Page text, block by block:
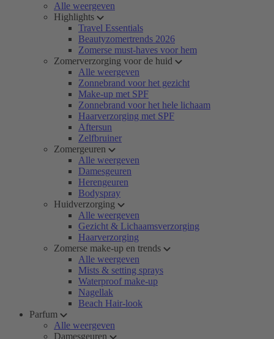
Alle weergeven
Highlights
Travel Essentials
Beautyzomertrends 2026
Zomerse must-haves voor hem
Zomerverzorging voor de huid
Alle weergeven
Zonnebrand voor het gezicht
Make-up met SPF
Zonnebrand voor het hele lichaam
Haarverzorging met SPF
Aftersun
Zelfbruiner
Zomergeuren
Alle weergeven
Damesgeuren
Herengeuren
Bodyspray
Huidverzorging
Alle weergeven
Gezicht & Lichaamsverzorging
Haarverzorging
Zomerse make-up en trends
Alle weergeven
Mists & setting sprays
Waterproof make-up
Nagellak
Beach Hair-look
Parfum
Alle weergeven
Damesgeuren